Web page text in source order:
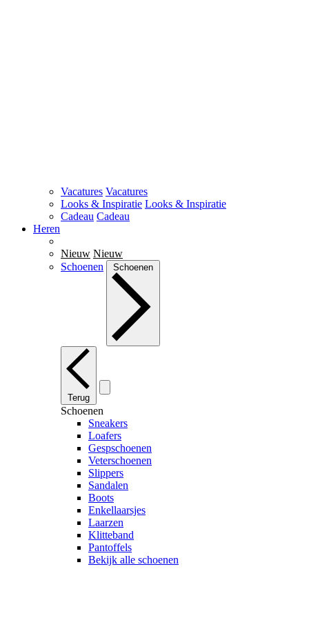
Vacatures Vacatures
Looks & Inspiratie Looks & Inspiratie
Cadeau Cadeau
Heren
Nieuw Nieuw
Schoenen
Schoenen
Terug
Schoenen
Sneakers
Loafers
Gespschoenen
Veterschoenen
Slippers
Sandalen
Boots
Enkellaarsjes
Laarzen
Klitteband
Pantoffels
Bekijk alle schoenen